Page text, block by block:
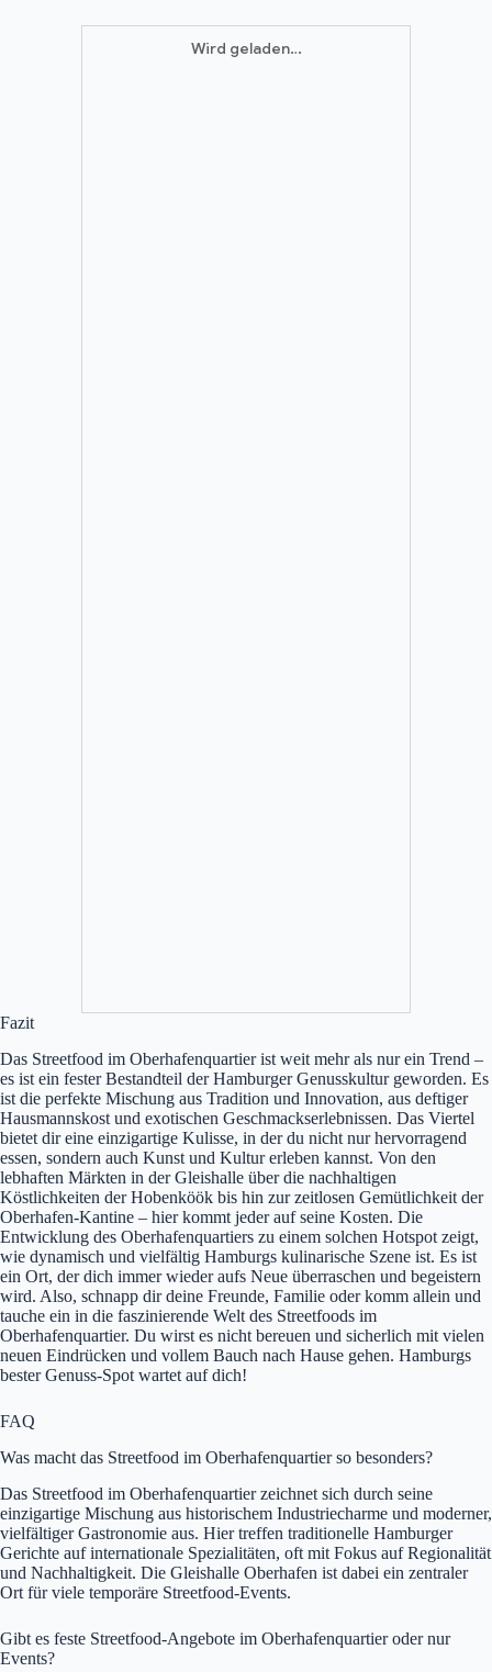
Fazit
Das Streetfood im Oberhafenquartier ist weit mehr als nur ein Trend –
es ist ein fester Bestandteil der Hamburger Genusskultur geworden. Es
ist die perfekte Mischung aus Tradition und Innovation, aus deftiger
Hausmannskost und exotischen Geschmackserlebnissen. Das Viertel
bietet dir eine einzigartige Kulisse, in der du nicht nur hervorragend
essen, sondern auch Kunst und Kultur erleben kannst. Von den
lebhaften Märkten in der Gleishalle über die nachhaltigen
Köstlichkeiten der Hobenköök bis hin zur zeitlosen Gemütlichkeit der
Oberhafen-Kantine – hier kommt jeder auf seine Kosten. Die
Entwicklung des Oberhafenquartiers zu einem solchen Hotspot zeigt,
wie dynamisch und vielfältig Hamburgs kulinarische Szene ist. Es ist
ein Ort, der dich immer wieder aufs Neue überraschen und begeistern
wird. Also, schnapp dir deine Freunde, Familie oder komm allein und
tauche ein in die faszinierende Welt des Streetfoods im
Oberhafenquartier. Du wirst es nicht bereuen und sicherlich mit vielen
neuen Eindrücken und vollem Bauch nach Hause gehen. Hamburgs
bester Genuss-Spot wartet auf dich!
FAQ
Was macht das Streetfood im Oberhafenquartier so besonders?
Das Streetfood im Oberhafenquartier zeichnet sich durch seine
einzigartige Mischung aus historischem Industriecharme und moderner,
vielfältiger Gastronomie aus. Hier treffen traditionelle Hamburger
Gerichte auf internationale Spezialitäten, oft mit Fokus auf Regionalität
und Nachhaltigkeit. Die Gleishalle Oberhafen ist dabei ein zentraler
Ort für viele temporäre Streetfood-Events.
Gibt es feste Streetfood-Angebote im Oberhafenquartier oder nur
Events?